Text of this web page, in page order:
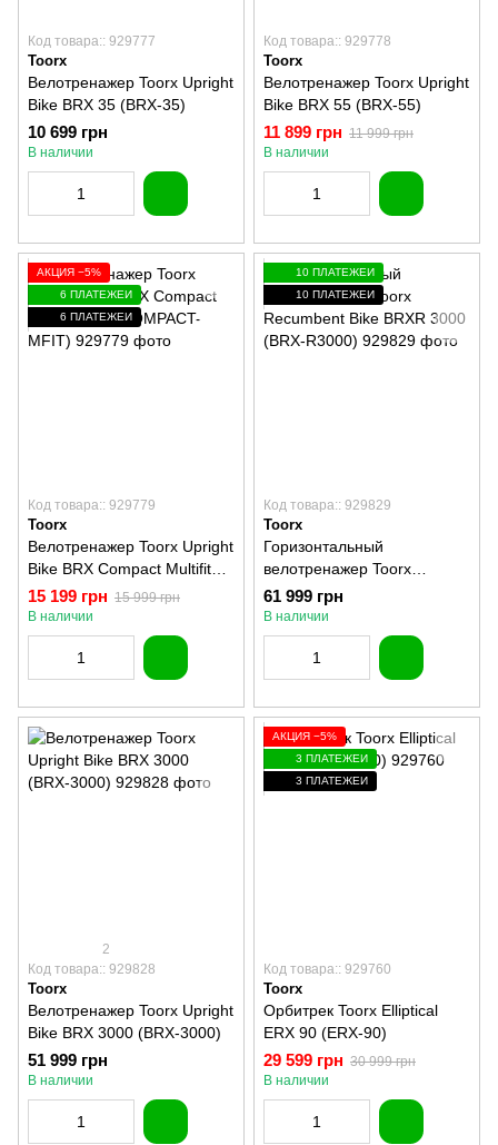
Код товара:: 929777
Toorx
Велотренажер Toorx Upright
Bike BRX 35 (BRX-35)
10 699 грн
В наличии
Код товара:: 929778
Toorx
Велотренажер Toorx Upright
Bike BRX 55 (BRX-55)
11 899 грн 11 999 грн
В наличии
АКЦИЯ −5%
6 ПЛАТЕЖЕЙ
6 ПЛАТЕЖЕЙ
Код товара:: 929779
Toorx
Велотренажер Toorx Upright
Bike BRX Compact Multifit
(BRX-COMPACT-MFIT)
15 199 грн 15 999 грн
В наличии
10 ПЛАТЕЖЕЙ
10 ПЛАТЕЖЕЙ
Код товара:: 929829
Toorx
Горизонтальный
велотренажер Toorx
Recumbent Bike BRXR 3000
(BRX-R3000)
61 999 грн
В наличии
2
Код товара:: 929828
Toorx
Велотренажер Toorx Upright
Bike BRX 3000 (BRX-3000)
51 999 грн
В наличии
АКЦИЯ −5%
3 ПЛАТЕЖЕЙ
3 ПЛАТЕЖЕЙ
Код товара:: 929760
Toorx
Орбитрек Toorx Elliptical
ERX 90 (ERX-90)
29 599 грн 30 999 грн
В наличии